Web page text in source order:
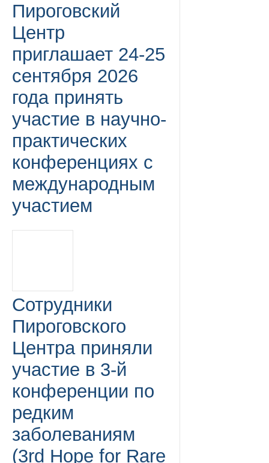
Пироговский
Центр
приглашает 24-25
сентября 2026
года принять
участие в научно-
практических
конференциях с
международным
участием
Сотрудники
Пироговского
Центра приняли
участие в 3-й
конференции по
редким
заболеваниям
(3rd Hope for Rare